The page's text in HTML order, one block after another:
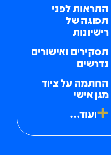
התראות לפני
תפוגה של
רישיונות​
תסקירים ואישורים
נדרשים​
החתמה על ציוד
מגן אישי ​
ועוד...